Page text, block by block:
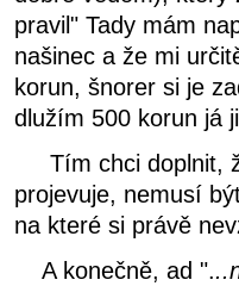
pravil" Tady mám
našinec a že mi
korun, šnorer si je
dlužím 500 korun já
Tím chci doplnit,
projevuje, nemusí
na které si právě
A konečně, ad "...